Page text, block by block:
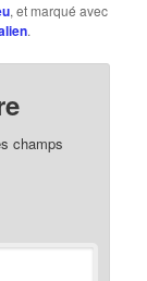
, et marqué avec
.
champs